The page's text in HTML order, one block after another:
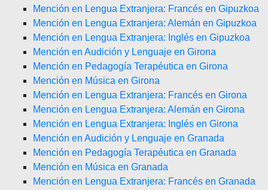
Mención en Lengua Extranjera: Francés en Gipuzkoa
Mención en Lengua Extranjera: Alemán en Gipuzkoa
Mención en Lengua Extranjera: Inglés en Gipuzkoa
Mención en Audición y Lenguaje en Girona
Mención en Pedagogía Terapéutica en Girona
Mención en Música en Girona
Mención en Lengua Extranjera: Francés en Girona
Mención en Lengua Extranjera: Alemán en Girona
Mención en Lengua Extranjera: Inglés en Girona
Mención en Audición y Lenguaje en Granada
Mención en Pedagogía Terapéutica en Granada
Mención en Música en Granada
Mención en Lengua Extranjera: Francés en Granada